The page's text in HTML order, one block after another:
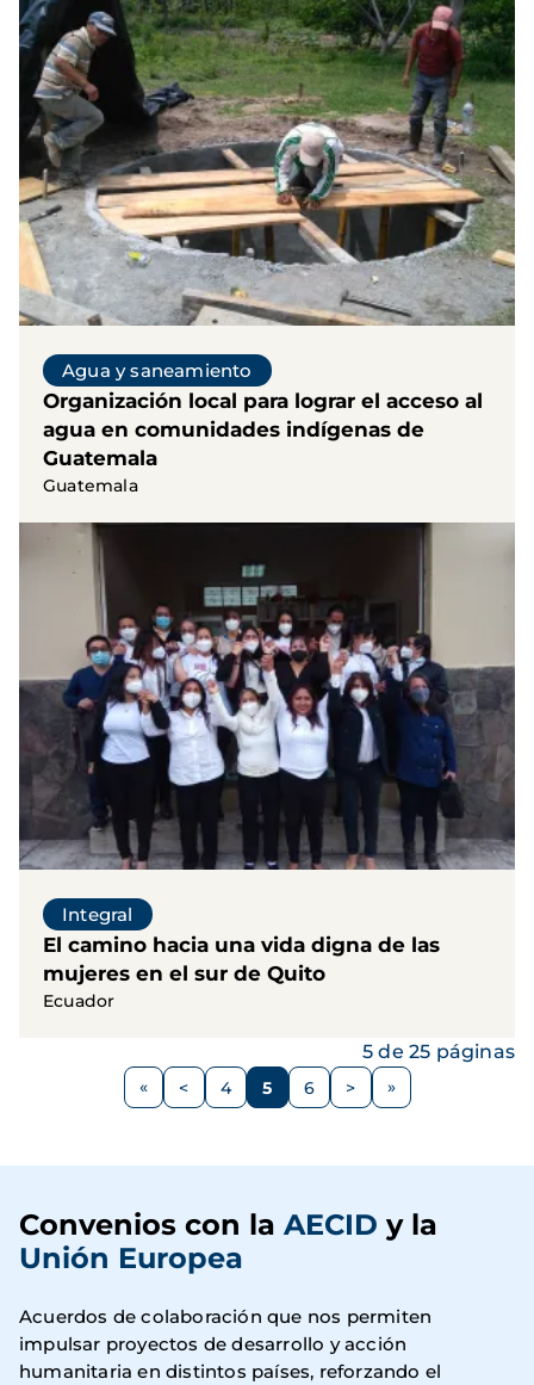
Agua y saneamiento
Organización local para lograr el acceso al
agua en comunidades indígenas de
Guatemala
Guatemala
Integral
El camino hacia una vida digna de las
mujeres en el sur de Quito
Ecuador
Paginación
Página
< Página
4 Página
5 Página
6
Siguiente
>
5 de 25 páginas
Convenios con la AECID y la
Unión Europea
Acuerdos de colaboración que nos permiten
impulsar proyectos de desarrollo y acción
humanitaria en distintos países, reforzando el